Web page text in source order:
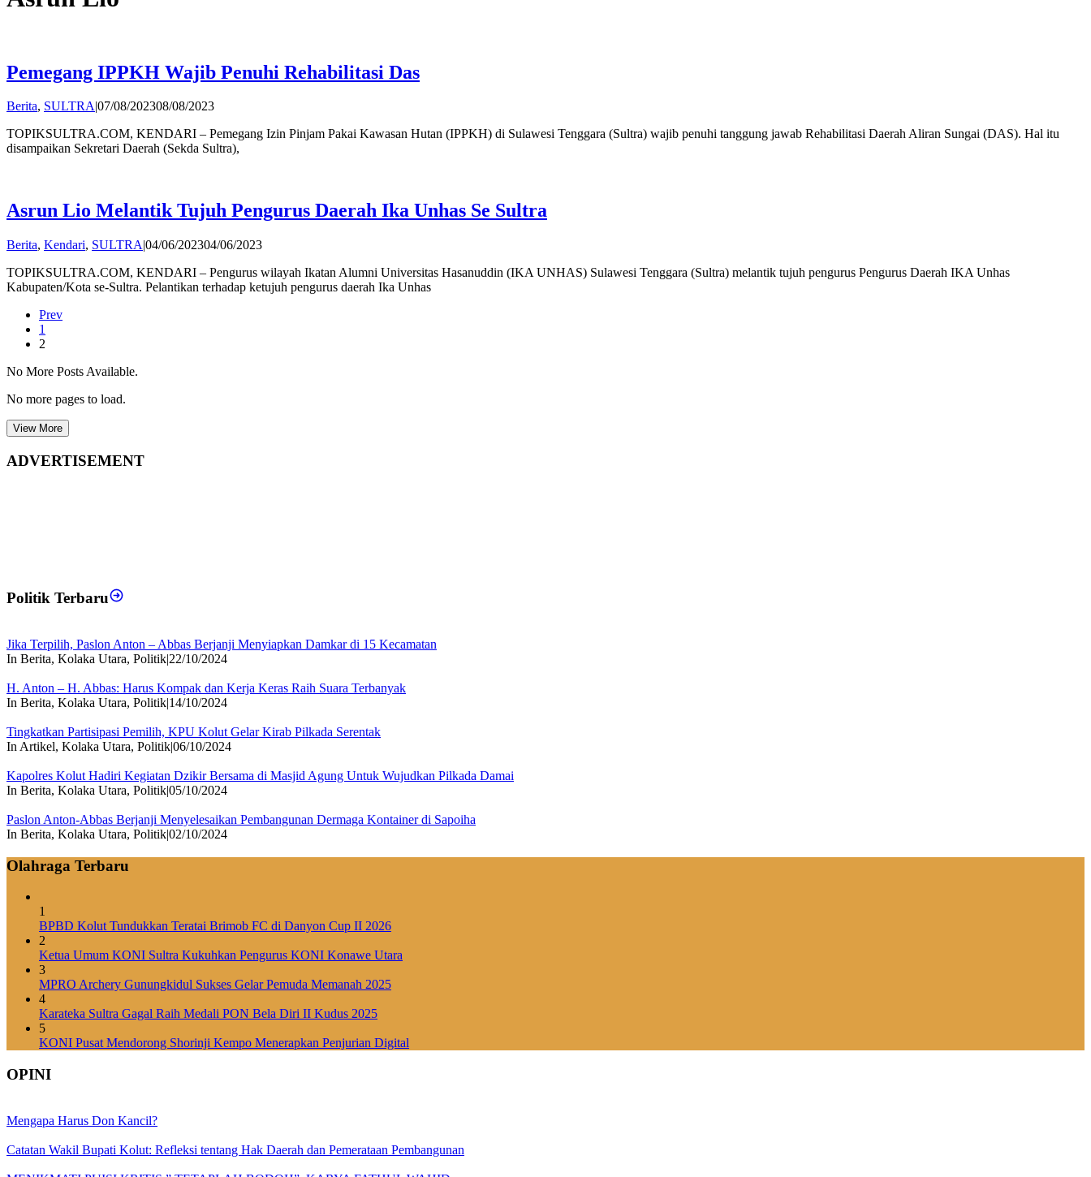
Pemegang IPPKH Wajib Penuhi Rehabilitasi Das
Berita, SULTRA07/08/202308/08/2023by
Hatta
TOPIKSULTRA.COM, KENDARI – Pemegang Izin Pinjam Pakai Kawasan Hutan (IPPKH) di Sulawesi Tenggara (Sultra) wajib penuhi tanggung jawab Rehabilitasi Daerah Aliran Sungai (DAS). Hal itu
disampaikan Sekretari Daerah (Sekda Sultra),
Asrun Lio Melantik Tujuh Pengurus Daerah Ika Unhas Se Sultra
Berita, Kendari, SULTRA|04/06/202304/06/2023by
Hatta
TOPIKSULTRA.COM, KENDARI – Pengurus wilayah Ikatan Alumni Universitas Hasanuddin (IKA UNHAS) Sulawesi Tenggara (Sultra) melantik tujuh pengurus Pengurus Daerah IKA Unhas
Kabupaten/Kota se-Sultra. Pelantikan terhadap ketujuh pengurus daerah Ika Unhas
Prev
1
2
No More Posts Available.
No more pages to load.
View More
ADVERTISEMENT
Politik Terbaru
Jika Terpilih, Paslon Anton – Abbas Berjanji Menyiapkan Damkar di 15 Kecamatan
In Berita, Kolaka Utara, Politik|22/10/2024
H. Anton – H. Abbas: Harus Kompak dan Kerja Keras Raih Suara Terbanyak
In Berita, Kolaka Utara, Politik|14/10/2024
Tingkatkan Partisipasi Pemilih, KPU Kolut Gelar Kirab Pilkada Serentak
In Artikel, Kolaka Utara, Politik|06/10/2024
Kapolres Kolut Hadiri Kegiatan Dzikir Bersama di Masjid Agung Untuk Wujudkan Pilkada Damai
In Berita, Kolaka Utara, Politik|05/10/2024
Paslon Anton-Abbas Berjanji Menyelesaikan Pembangunan Dermaga Kontainer di Sapoiha
In Berita, Kolaka Utara, Politik|02/10/2024
Olahraga Terbaru
1
BPBD Kolut Tundukkan Teratai Brimob FC di Danyon Cup II 2026
2
Ketua Umum KONI Sultra Kukuhkan Pengurus KONI Konawe Utara
3
MPRO Archery Gunungkidul Sukses Gelar Pemuda Memanah 2025
4
Karateka Sultra Gagal Raih Medali PON Bela Diri II Kudus 2025
5
KONI Pusat Mendorong Shorinji Kempo Menerapkan Penjurian Digital
OPINI
Mengapa Harus Don Kancil?
Catatan Wakil Bupati Kolut: Refleksi tentang Hak Daerah dan Pemerataan Pembangunan